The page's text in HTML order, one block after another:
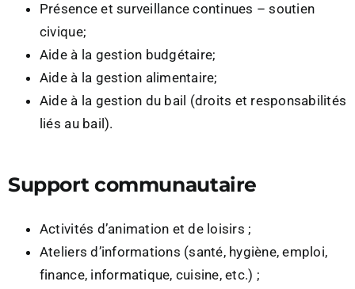
Présence et surveillance continues – soutien
civique;
Aide à la gestion budgétaire;
Aide à la gestion alimentaire;
Aide à la gestion du bail (droits et responsabilités
liés au bail).
Support communautaire
Activités d’animation et de loisirs ;
Ateliers d’informations (santé, hygiène, emploi,
finance, informatique, cuisine, etc.) ;